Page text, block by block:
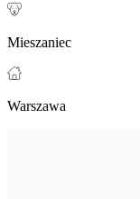
Mieszaniec
Warszawa